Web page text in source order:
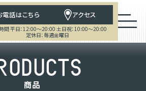
電話はこちら アクセス
間 平日：12:00～20:00 土日祝：10:00～20:00
定休日：毎週金曜日
ODUCTS
商品